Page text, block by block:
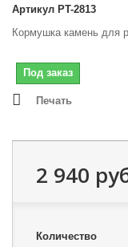
Артикул PT-2813
Кормушка камень для
Под заказ
Печать
2 940
Количество